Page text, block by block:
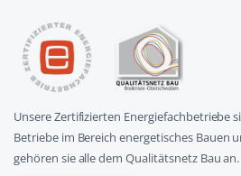
Unsere Zertifizierten Energiefachbetriebe
Betriebe im Bereich energetisches Bauen
gehören sie alle dem Qualitätsnetz Bau an.